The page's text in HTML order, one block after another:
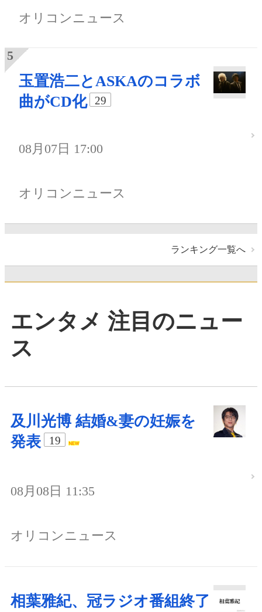
オリコンニュース
玉置浩二とASKAのコラボ
曲がCD化
29
08月07日 17:00
オリコンニュース
ランキング一覧へ
エンタメ 注目のニュー
ス
及川光博 結婚&妻の妊娠を
発表
19
08月08日 11:35
オリコンニュース
相葉雅紀、冠ラジオ番組終了